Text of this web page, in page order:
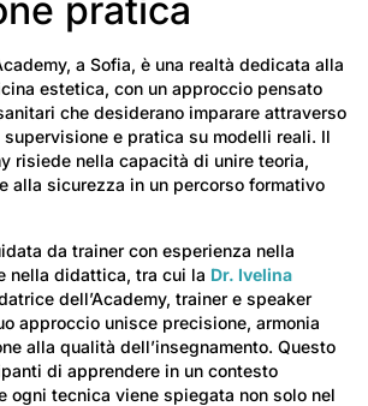
pratica
a Sofia, è una realtà dedicata alla
estetica, con un approccio pensato
che desiderano imparare attraverso
e pratica su modelli reali. Il
risiede nella capacità di unire teoria,
alla sicurezza in un percorso formativo
da trainer con esperienza nella
nella didattica, tra cui la Dr. Ivelina
dell’Academy, trainer e speaker
approccio unisce precisione, armonia
alla qualità dell’insegnamento. Questo
di apprendere in un contesto
ogni tecnica viene spiegata non solo nel